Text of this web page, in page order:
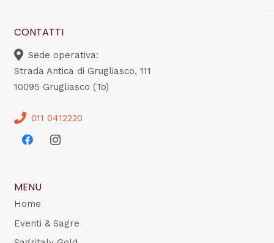
CONTATTI
Sede operativa:
Strada Antica di Grugliasco, 111
10095 Grugliasco (To)
011 0412220
MENU
Home
Eventi & Sagre